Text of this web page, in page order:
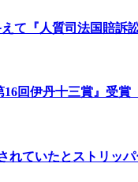
えて『人質司法国賠
回伊丹十三賞』受
れていたとストリッ